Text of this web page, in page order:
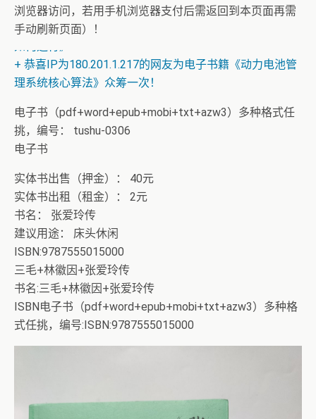
浏览器访问，若用手机浏览器支付后需返回到本页面再需
手动刷新页面）！
+ 恒星世界在暴力中诞生，也在暴力中消亡！《了解宇宙
+ 恭喜IP为180.201.1.217的网友为电子书籍《动力电池管
理系统核心算法》众筹一次！
电子书（pdf+word+epub+mobi+txt+azw3）多种格式任
挑，编号： tushu-0306
电子书
实体书出售（押金）： 40元
实体书出租（租金）： 2元
书名： 张爱玲传
建议用途： 床头休闲
ISBN:9787555015000
三毛+林徽因+张爱玲传
书名:三毛+林徽因+张爱玲传
ISBN电子书（pdf+word+epub+mobi+txt+azw3）多种格
式任挑，编号:ISBN:9787555015000